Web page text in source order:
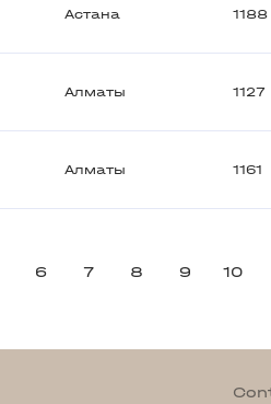
Астана 1188
Алматы 1127
Алматы 1161
6 7 8 9 10